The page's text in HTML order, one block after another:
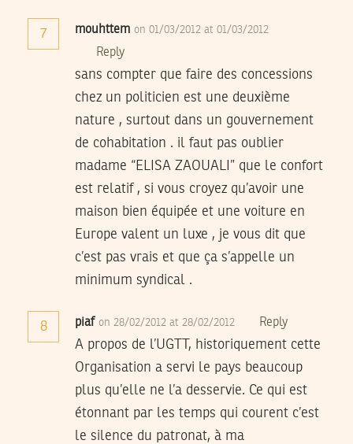
7 mouhttem on 01/03/2012 at 01/03/2012
Reply
sans compter que faire des concessions
chez un politicien est une deuxième
nature , surtout dans un gouvernement
de cohabitation . il faut pas oublier
madame “ELISA ZAOUALI” que le confort
est relatif , si vous croyez qu’avoir une
maison bien équipée et une voiture en
Europe valent un luxe , je vous dit que
c’est pas vrais et que ça s’appelle un
minimum syndical .
8 piaf on 28/02/2012 at 28/02/2012 Reply
A propos de l’UGTT, historiquement cette
Organisation a servi le pays beaucoup
plus qu’elle ne l’a desservie. Ce qui est
étonnant par les temps qui courent c’est
le silence du patronat, à ma